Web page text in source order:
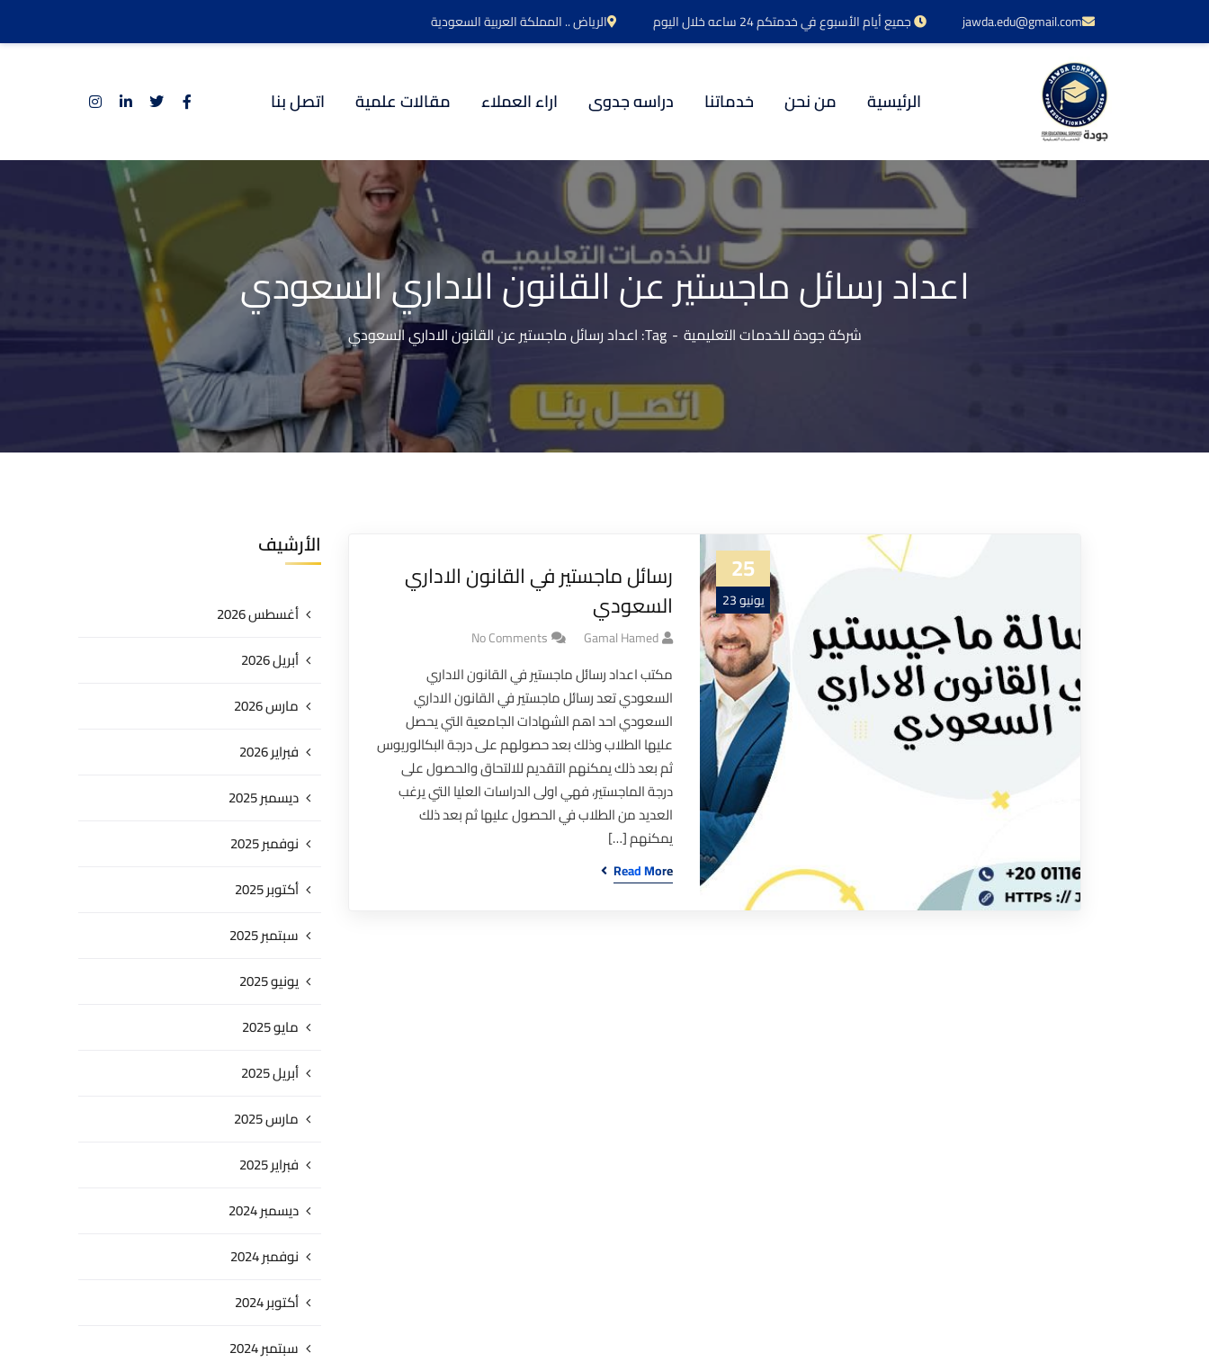
jawda.edu@gmail.com جميع أيام الأسبوع في خدمتكم 24 ساعه خلال اليوم الرياض .. المملكة العربية السعودية
الرئيسية من نحن خدماتنا دراسه جدوى اراء العملاء مقالات علمية اتصل بنا
اعداد رسائل ماجستير عن القانون الاداري السعودي
شركة جودة للخدمات التعليمية Tag: اعداد رسائل ماجستير عن القانون الاداري السعودي
25
يونيو 23
رسائل ماجستير في القانون الاداري
السعودي
Gamal Hamed
No Comments
مكتب اعداد رسائل ماجستير في القانون الاداري
السعودي تعد رسائل ماجستير في القانون الاداري
السعودي احد اهم الشهادات الجامعية التي يحصل
عليها الطلاب وذلك بعد حصولهم على درجة البكالوريوس
ثم بعد ذلك يمكنهم التقديم للالتحاق والحصول على
درجة الماجستير، فهي اولى الدراسات العليا التي يرغب
العديد من الطلاب في الحصول عليها ثم بعد ذلك
يمكنهم […]
Read More
الأرشيف
أغسطس 2026
أبريل 2026
مارس 2026
فبراير 2026
ديسمبر 2025
نوفمبر 2025
أكتوبر 2025
سبتمبر 2025
يونيو 2025
مايو 2025
أبريل 2025
مارس 2025
فبراير 2025
ديسمبر 2024
نوفمبر 2024
أكتوبر 2024
سبتمبر 2024